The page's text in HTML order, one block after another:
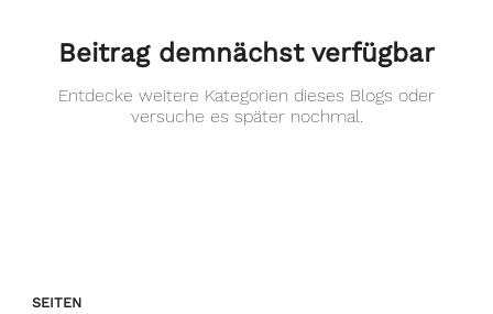
Beitrag demnächst verfügbar
Entdecke weitere Kategorien dieses Blogs oder
versuche es später nochmal.
SEITEN